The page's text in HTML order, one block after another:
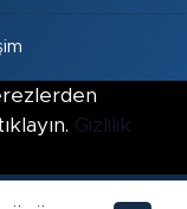
Gizlilik